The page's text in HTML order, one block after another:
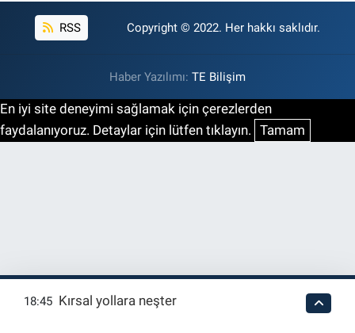
RSS Copyright © 2022. Her hakkı saklıdır.
Haber Yazılımı: TE Bilişim
En iyi site deneyimi sağlamak için çerezlerden
faydalanıyoruz. Detaylar için lütfen tıklayın. Tamam
18:45 Kırsal yollara neşter